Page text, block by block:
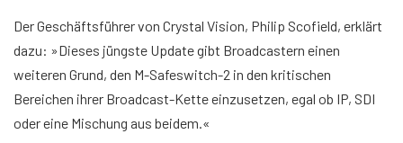
Der Geschäftsführer von Crystal Vision, Philip Scofield, erklärt
dazu: »Dieses jüngste Update gibt Broadcastern einen
weiteren Grund, den M-Safeswitch-2 in den kritischen
Bereichen ihrer Broadcast-Kette einzusetzen, egal ob IP, SDI
oder eine Mischung aus beidem.«